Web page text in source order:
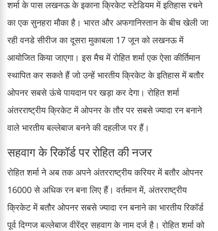
शर्मा के पास लखनऊ के इकाना क्रिकेट स्टेडियम में इतिहास रचने
का एक सुनहरा मौका है। भारत और अफगानिस्तान के बीच खेली जा
रही वनडे सीरीज का दूसरा मुकाबला 17 जून को लखनऊ में
आयोजित किया जाएगा। इस मैच में रोहित शर्मा एक ऐसा कीर्तिमान
स्थापित कर सकते हैं जो उन्हें भारतीय क्रिकेट के इतिहास में बतौर
ओपनर सबसे ऊंचे पायदान पर खड़ा कर देगा। रोहित शर्मा
अंतरराष्ट्रीय क्रिकेट में ओपनर के तौर पर सबसे ज्यादा रन बनाने
वाले भारतीय बल्लेबाज बनने की दहलीज पर हैं।
सहवाग के रिकॉर्ड पर रोहित की नजर
रोहित शर्मा ने अब तक अपने अंतरराष्ट्रीय करियर में बतौर ओपनर
16000 से अधिक रन बना लिए हैं। वर्तमान में, अंतरराष्ट्रीय
क्रिकेट में बतौर ओपनर सबसे ज्यादा रन बनाने का भारतीय रिकॉर्ड
पूर्व दिग्गज बल्लेबाज वीरेंद्र सहवाग के नाम दर्ज है। रोहित शर्मा को